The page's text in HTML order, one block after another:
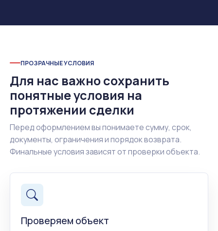
ПРОЗРАЧНЫЕ УСЛОВИЯ
Для нас важно сохранить
понятные условия на
протяжении сделки
Перед оформлением вы понимаете сумму, срок,
документы, ограничения и порядок возврата.
Финальные условия зависят от проверки объекта.
Проверяем объект